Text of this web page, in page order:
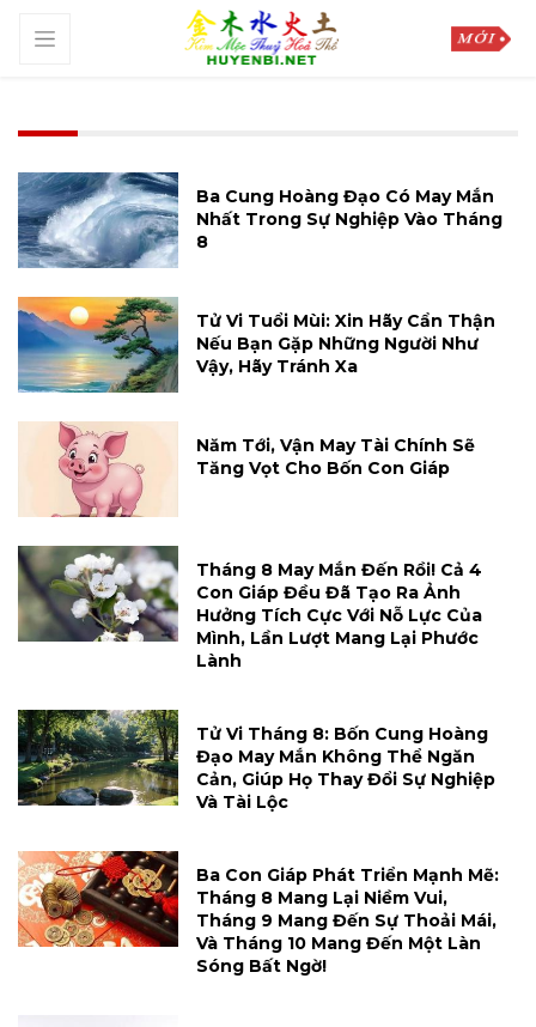
Ba Cung Hoàng Đạo Có May Mắn
Nhất Trong Sự Nghiệp Vào Tháng
8
Tử Vi Tuổi Mùi: Xin Hãy Cẩn Thận
Nếu Bạn Gặp Những Người Như
Vậy, Hãy Tránh Xa
Năm Tới, Vận May Tài Chính Sẽ
Tăng Vọt Cho Bốn Con Giáp
Tháng 8 May Mắn Đến Rồi! Cả 4
Con Giáp Đều Đã Tạo Ra Ảnh
Hưởng Tích Cực Với Nỗ Lực Của
Mình, Lần Lượt Mang Lại Phước
Lành
Tử Vi Tháng 8: Bốn Cung Hoàng
Đạo May Mắn Không Thể Ngăn
Cản, Giúp Họ Thay Đổi Sự Nghiệp
Và Tài Lộc
Ba Con Giáp Phát Triển Mạnh Mẽ:
Tháng 8 Mang Lại Niềm Vui,
Tháng 9 Mang Đến Sự Thoải Mái,
Và Tháng 10 Mang Đến Một Làn
Sóng Bất Ngờ!